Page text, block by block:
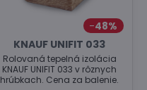
48%
KNAUF UNIFIT 033
Rolovaná tepelná izolácia
KNAUF UNIFIT 033 v rôznych
hrúbkach. Cena za balenie.